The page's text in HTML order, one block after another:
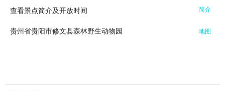
查看景点简介及开放时间 简介
贵州省贵阳市修文县森林野生动物园 地图